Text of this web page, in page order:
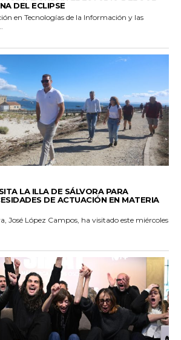
DEL ECLIPSE
en Tecnologías de la Información y las
LA ILLA DE SÁLVORA PARA
DE ACTUACIÓN EN MATERIA
José López Campos, ha visitado este miércoles